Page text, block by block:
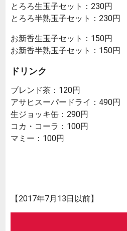
とろろ生玉子セット：230円
とろろ半熟玉子セット：230円
お新香生玉子セット：150円
お新香半熟玉子セット：150円
ドリンク
ブレンド茶：120円
アサヒスーパードライ：490円
生ジョッキ缶：290円
コカ・コーラ：100円
マミー：100円
【2017年7月13日以前】